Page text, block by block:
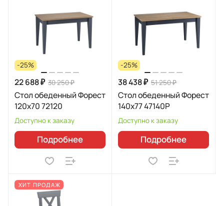
-25%
22 688 ₽ 30 250 ₽
Стол обеденный Форест
120х70 72120
Доступно к заказу
Подробнее
-25%
38 438 ₽ 51 250 ₽
Стол обеденный Форест
140х77 47140Р
Доступно к заказу
Подробнее
ХИТ ПРОДАЖ